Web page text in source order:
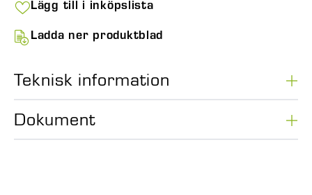
Lägg till i inköpslista
Ladda ner produktblad
Teknisk information
Dokument